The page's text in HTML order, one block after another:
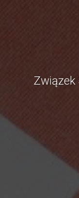
Związek